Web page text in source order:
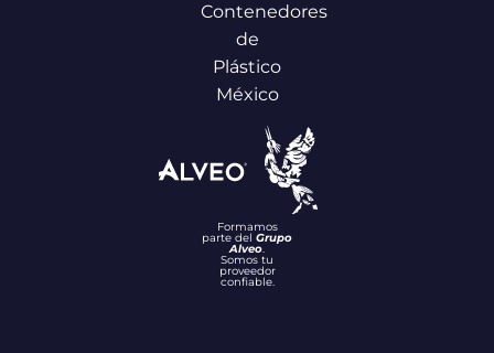
Contenedores
de
Plástico
México
Formamos
parte del Grupo
Alveo.
Somos tu
proveedor
confiable.